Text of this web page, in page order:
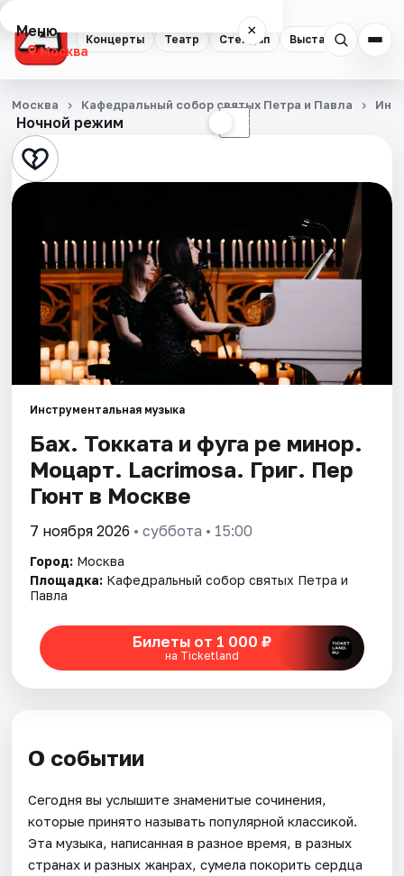
Концерты Театр Стендап Выставки
Меню ×
Москва
Концерты
Театр
Стендап
Квесты
Экскурсии
Спорт
События
Города
Площадки
Артисты
Рейтинги
Ночной режим ☾
Москва Кафедральный собор святых Петра и Павла
Инструментальная музыка
Бах. Токката и фуга ре минор.
Моцарт. Lacrimosa. Григ. Пер
Гюнт в Москве
7 ноября 2026 • суббота • 15:00
Город: Москва
Площадка: Кафедральный собор святых Петра и
Павла
Билеты от 1 000 ₽
на Ticketland
О событии
Сегодня вы услышите знаменитые сочинения,
которые принято называть популярной классикой.
Эта музыка, написанная в разное время, в разных
странах и разных жанрах, сумела покорить сердца